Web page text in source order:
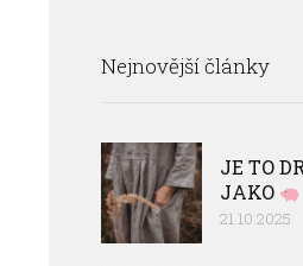
Nejnovější články
JE TO
JAKO
21.10.2025